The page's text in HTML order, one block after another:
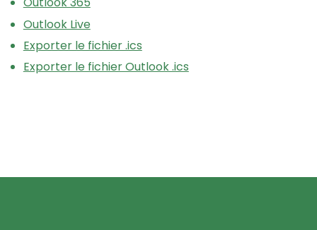
Outlook Live
Exporter le fichier .ics
Exporter le fichier Outlook .ics